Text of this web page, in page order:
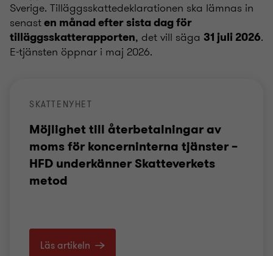
Sverige. Tilläggsskattedeklarationen ska lämnas in
senasten månad efter sista dag för
tilläggsskatterapporten, det vill säga 31 juli 2026.
E-tjänsten öppnar i maj 2026.
SKATTENYHET
Möjlighet till återbetalningar av
moms för koncerninterna tjänster –
HFD underkänner Skatteverkets
metod
Läs artikeln